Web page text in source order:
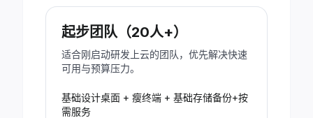
起步团队（20人+）
适合刚启动研发上云的团队，优先解决快速
可用与预算压力。
基础设计桌面 + 瘦终端 + 基础存储备份+按
需服务